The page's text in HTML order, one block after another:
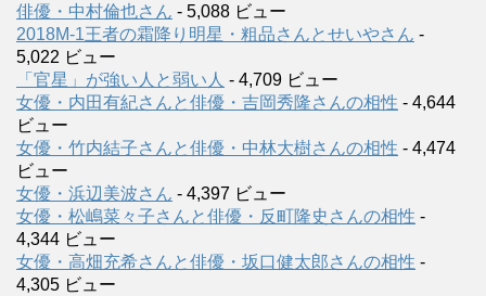
俳優・中村倫也さん - 5,088 ビュー
2018M-1王者の霜降り明星・粗品さんとせいやさん -
5,022 ビュー
「官星」が強い人と弱い人 - 4,709 ビュー
女優・内田有紀さんと俳優・吉岡秀隆さんの相性 - 4,644
ビュー
女優・竹内結子さんと俳優・中林大樹さんの相性 - 4,474
ビュー
女優・浜辺美波さん - 4,397 ビュー
女優・松嶋菜々子さんと俳優・反町隆史さんの相性 -
4,344 ビュー
女優・高畑充希さんと俳優・坂口健太郎さんの相性 -
4,305 ビュー